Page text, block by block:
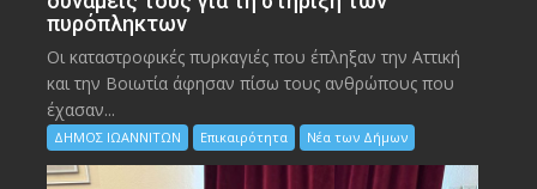
πυρόπληκτων
Οι καταστροφικές πυρκαγιές που έπληξαν την Αττική
και την Bοιωτία άφησαν πίσω τους ανθρώπους που
έχασαν...
ΔΗΜΟΣ ΙΩΑΝΝΙΤΩΝ Επικαιρότητα Νέα των Δήμων